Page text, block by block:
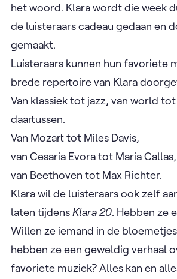
het woord. Klara wordt die week
de luisteraars cadeau gedaan en
gemaakt.
Luisteraars kunnen hun favoriete
brede repertoire van Klara
Van klassiek tot jazz, van world
daartussen.
Van Mozart tot Miles Davis,
van Cesaria Evora tot Maria Callas,
van Beethoven tot Max Richter.
Klara wil de luisteraars ook zelf
laten tijdensKlara 20. Hebben ze
Willen ze iemand in de
hebben ze een geweldig verhaal
favoriete muziek? Alles kan en